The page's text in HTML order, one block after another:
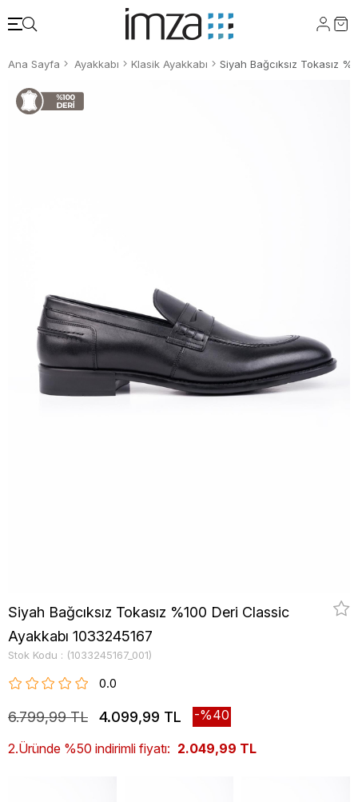
Ana Sayfa Ayakkabı Klasik Ayakkabı
Siyah Bağcıksız Tokasız %100 Deri Classic
Ayakkabı 1033245167
Stok Kodu (1033245167_001)
0.0
6.799,99 TL 4.099,99 TL 40
2.Üründe %50 indirimli fiyatı: 2.049,99 TL